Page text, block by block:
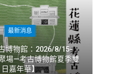
最新消息
博物館：2026/8/15-
場—考古博物館夏季雙
日嘉年華】